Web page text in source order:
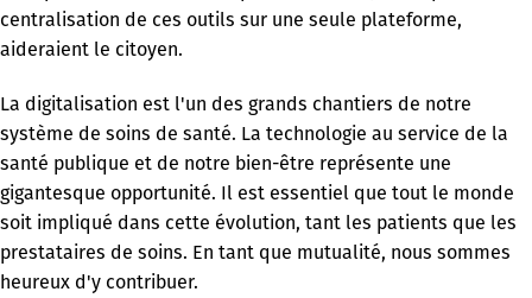
centralisation de ces outils sur une seule plateforme,
aideraient le citoyen.
La digitalisation est l'un des grands chantiers de notre
système de soins de santé. La technologie au service de la
santé publique et de notre bien-être représente une
gigantesque opportunité. Il est essentiel que tout le monde
soit impliqué dans cette évolution, tant les patients que les
prestataires de soins. En tant que mutualité, nous sommes
heureux d'y contribuer.